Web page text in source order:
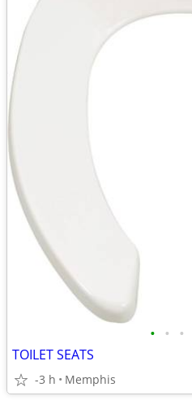
• • •
TOILET SEATS
-3 h Memphis